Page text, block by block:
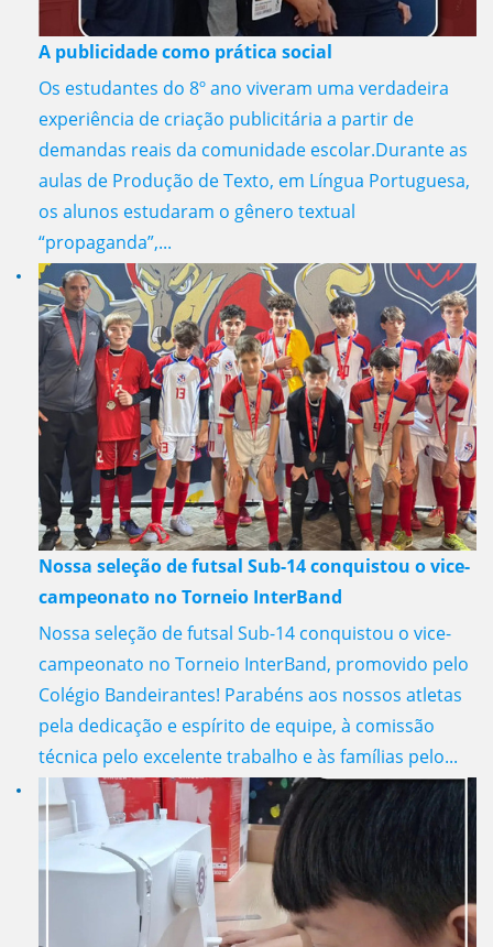
A publicidade como prática social
Os estudantes do 8º ano viveram uma verdadeira
experiência de criação publicitária a partir de
demandas reais da comunidade escolar.Durante as
aulas de Produção de Texto, em Língua Portuguesa,
os alunos estudaram o gênero textual
“propaganda”,...
Nossa seleção de futsal Sub-14 conquistou o vice-
campeonato no Torneio InterBand
Nossa seleção de futsal Sub-14 conquistou o vice-
campeonato no Torneio InterBand, promovido pelo
Colégio Bandeirantes! Parabéns aos nossos atletas
pela dedicação e espírito de equipe, à comissão
técnica pelo excelente trabalho e às famílias pelo...